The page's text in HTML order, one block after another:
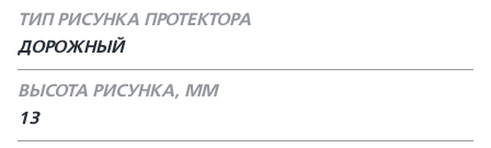
ТИП РИСУНКА ПРОТЕКТОРА
ДОРОЖНЫЙ
ВЫСОТА РИСУНКА, ММ
13